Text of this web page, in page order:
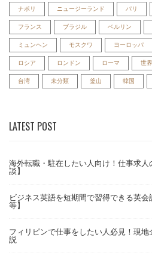
ナポリ ニュージーランド パリ
フランス ブラジル ベルリン
ミュンヘン モスクワ ヨーロッパ
ロシア ロンドン ローマ 世界
台湾 未分類 釜山 韓国
LATEST POST
海外転職・駐在したい人向け！仕事求
談】
ビジネス英語を短期間で習得できる英
等】
フィリピンで仕事をしたい人必見！現
説